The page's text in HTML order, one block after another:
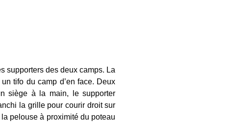
supporters des deux camps. La
tifo du camp d’en face. Deux
siège à la main, le supporter
la grille pour courir droit sur
pelouse à proximité du poteau